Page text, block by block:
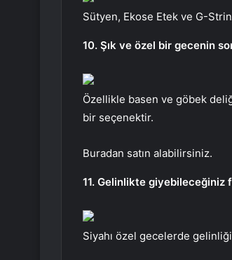
Sütyen, Ekose Etek ve G-
10. Şık ve özel bir gecenin
Özellikle basen ve göbek
bir seçenektir.
Buradan satın alabilirsiniz.
11. Gelinlikte giyebileceğiniz
Siyahı özel gecelerde